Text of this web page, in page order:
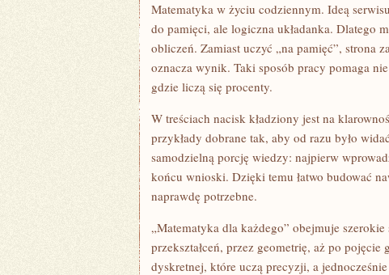
Matematyka w życiu codziennym. Ideą
do pamięci, ale logiczna układanka. Dlatego
obliczeń. Zamiast uczyć „na pamięć”, strona
oznacza wynik. Taki sposób pracy pomaga
gdzie liczą się procenty.
W treściach nacisk kładziony jest na
przykłady dobrane tak, aby od razu było
samodzielną porcję wiedzy: najpierw
końcu wnioski. Dzięki temu łatwo budować
naprawdę potrzebne.
„Matematyka dla każdego” obejmuje
przekształceń, przez geometrię, aż po
dyskretnej, które uczą precyzji, a